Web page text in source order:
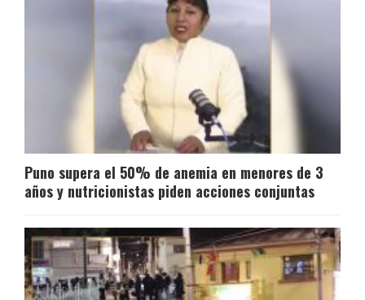
Puno supera el 50% de anemia en menores de 3
años y nutricionistas piden acciones conjuntas